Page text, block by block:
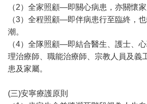
（2）全家照顧—即關心病患，亦關懷家
（3）全程照顧—即伴病患行至臨終，
潮。
（4）全隊照顧—即結合醫生、護士、
理治療師、職能治療師、宗教人員及義
患及家屬。
(三)安寧療護原則